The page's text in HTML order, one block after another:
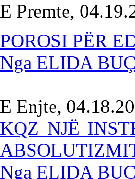
E Premte,
POROSI PËR
Nga ELIDA
E Enjte,
KQZ NJË
Nga ELIDA